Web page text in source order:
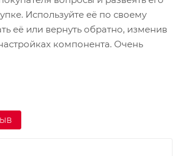
с/без устройства считывания
Bluetooth и Wi-Fi.
Используйте её по своему
её или вернуть обратно, изменив
компонента. Очень